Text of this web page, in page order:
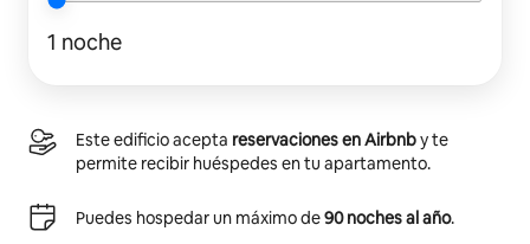
1 noche
Este edificio acepta reservaciones en Airbnby te
permite recibir huéspedes en tu apartamento.
Puedes hospedar un máximo de90 noches al año.